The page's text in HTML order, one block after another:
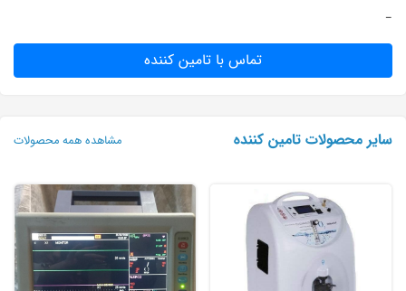
ـ
تماس با تامین کننده
سایر محصولات تامین کننده مشاهده همه محصولات